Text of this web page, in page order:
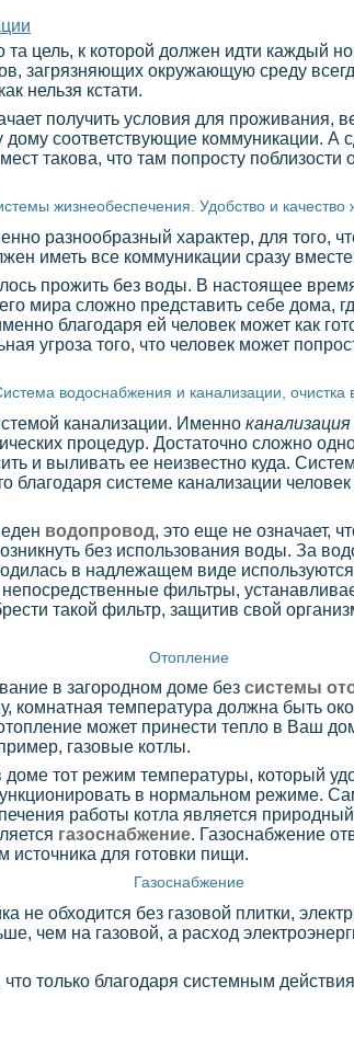
та цель, к которой должен идти каждый
загрязняющих окружающую среду
нельзя кстати.
получить условия для проживания,
соответствующие коммуникации. А
такова, что там попросту поблизости
жизнеобеспечения. Удобство и качество
разнообразный характер, для того,
иметь все коммуникации сразу
прожить без воды. В настоящее
мира сложно представить себе
благодаря ей человек может как
угроза того, что человек может
водоснабжения и канализации, очистка
канализации. Именно канализация
процедур. Достаточно сложно
и выливать ее неизвестно куда.
благодаря системе канализации
водопровод, это еще не означает,
без использования воды. За
в надлежащем виде
непосредственные фильтры,
такой фильтр, защитив свой
Отопление
в загородном доме без системы
комнатная температура должна быть
может принести тепло в Ваш
газовые котлы.
тот режим температуры, который
в нормальном режиме.
работы котла является
газоснабжение. Газоснабжение
источника для готовки пищи.
Газоснабжение
не обходится без газовой плитки,
чем на газовой, а расход
только благодаря системным